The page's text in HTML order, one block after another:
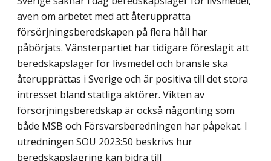
även om arbetet med att åter­upprätta
försörjningsberedskapen på flera håll har
påbörjats. Vänsterpartiet har tidigare föreslagit att
beredskapslager för livsmedel och bränsle ska
återupprättas i Sverige och är positiva till det stora
intresset bland statliga aktörer. Vikten av
försörjningsberedskap är också någonting som
både MSB och Försvarsberedningen har påpekat. I
utredningen SOU 2023:50 beskrivs hur
beredskapslagring kan bidra till